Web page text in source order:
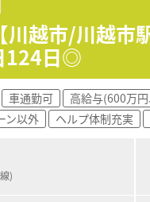
川越市/川越市
124日◎
車通勤可 高給与(600万
ン以外 ヘルプ体制充実
)